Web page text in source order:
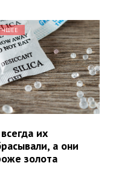
их
а они
золота